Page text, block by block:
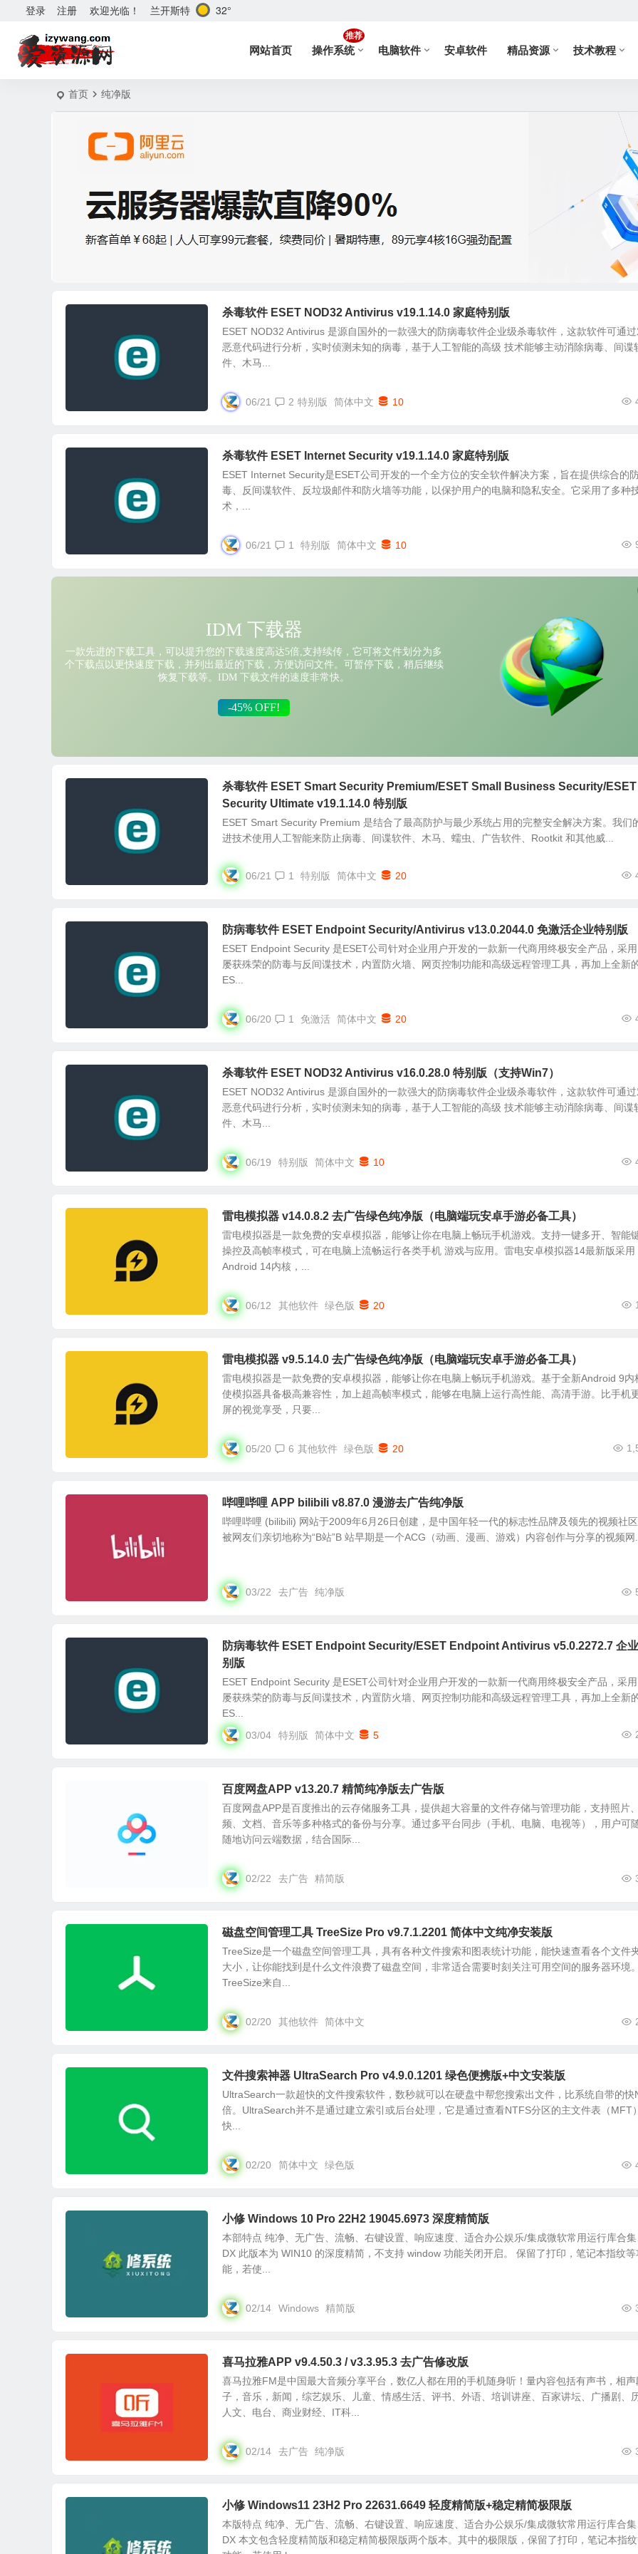
欢迎光临！
登录 注册 兰开斯特 32°
网站首页 操作系统
推荐
电脑软件 安卓软件 精品资源 技术教程
首页 纯净版
杀毒软件 ESET NOD32 Antivirus v19.1.14.0 家庭特别版
ESET NOD32 Antivirus 是源自国外的一款强大的防病毒软件企业级杀毒软件，这款软件可通
恶意代码进行分析，实时侦测未知的病毒，基于人工智能的高级 技术能够主动消除病毒、间谍
件、木马...
06/21 2 特别版 简体中文 10
杀毒软件 ESET Internet Security v19.1.14.0 家庭特别版
ESET Internet Security是ESET公司开发的一个全方位的安全软件解决方案，旨在提供综合的
毒、反间谍软件、反垃圾邮件和防火墙等功能，以保护用户的电脑和隐私安全。它采用了多种
术，...
06/21 1 特别版 简体中文 10
杀毒软件 ESET Smart Security Premium/ESET Small Business Security/ESET
Security Ultimate v19.1.14.0 特别版
ESET Smart Security Premium 是结合了最高防护与最少系统占用的完整安全解决方案。我们
进技术使用人工智能来防止病毒、间谍软件、木马、蠕虫、广告软件、Rootkit 和其他威...
06/21 1 特别版 简体中文 20
防病毒软件 ESET Endpoint Security/Antivirus v13.0.2044.0 免激活企业特别版
ESET Endpoint Security 是ESET公司针对企业用户开发的一款新一代商用终极安全产品，采用
屡获殊荣的防毒与反间谍技术，内置防火墙、网页控制功能和高级远程管理工具，再加上全新
ES...
06/20 1 免激活 简体中文 20
杀毒软件 ESET NOD32 Antivirus v16.0.28.0 特别版（支持Win7）
ESET NOD32 Antivirus 是源自国外的一款强大的防病毒软件企业级杀毒软件，这款软件可通
恶意代码进行分析，实时侦测未知的病毒，基于人工智能的高级 技术能够主动消除病毒、间谍
件、木马...
06/19 特别版 简体中文 10
雷电模拟器 v14.0.8.2 去广告绿色纯净版（电脑端玩安卓手游必备工具）
雷电模拟器是一款免费的安卓模拟器，能够让你在电脑上畅玩手机游戏。支持一键多开、智能
操控及高帧率模式，可在电脑上流畅运行各类手机 游戏与应用。雷电安卓模拟器14最新版采用
Android 14内核，...
06/12 其他软件 绿色版 20
雷电模拟器 v9.5.14.0 去广告绿色纯净版（电脑端玩安卓手游必备工具）
雷电模拟器是一款免费的安卓模拟器，能够让你在电脑上畅玩手机游戏。基于全新Android 9内
使模拟器具备极高兼容性，加上超高帧率模式，能够在电脑上运行高性能、高清手游。比手机
屏的视觉享受，只要...
05/20 6 其他软件 绿色版 20
哔哩哔哩 APP bilibili v8.87.0 漫游去广告纯净版
哔哩哔哩 (bilibili) 网站于2009年6月26日创建，是中国年轻一代的标志性品牌及领先的视频社区
被网友们亲切地称为“B站”B 站早期是一个ACG（动画、漫画、游戏）内容创作与分享的视频网...
03/22 去广告 纯净版
防病毒软件 ESET Endpoint Security/ESET Endpoint Antivirus v5.0.2272.7 企
别版
ESET Endpoint Security 是ESET公司针对企业用户开发的一款新一代商用终极安全产品，采用
屡获殊荣的防毒与反间谍技术，内置防火墙、网页控制功能和高级远程管理工具，再加上全新
ES...
03/04
特别版 简体中文 5
百度网盘APP v13.20.7 精简纯净版去广告版
百度网盘APP是百度推出的云存储服务工具，提供超大容量的文件存储与管理功能，支持照片
频、文档、音乐等多种格式的备份与分享。通过多平台同步（手机、电脑、电视等），用户可
随地访问云端数据，结合国际...
02/22 去广告 精简版
磁盘空间管理工具 TreeSize Pro v9.7.1.2201 简体中文纯净安装版
TreeSize是一个磁盘空间管理工具，具有各种文件搜索和图表统计功能，能快速查看各个文件
大小，让你能找到是什么文件浪费了磁盘空间，非常适合需要时刻关注可用空间的服务器环境。
TreeSize来自...
02/20 其他软件 简体中文
文件搜索神器 UltraSearch Pro v4.9.0.1201 绿色便携版+中文安装版
UltraSearch一款超快的文件搜索软件，数秒就可以在硬盘中帮您搜索出文件，比系统自带的快
倍。UltraSearch并不是通过建立索引或后台处理，它是通过查看NTFS分区的主文件表（MFT
快...
02/20 简体中文 绿色版
小修 Windows 10 Pro 22H2 19045.6973 深度精简版
本部特点 纯净、无广告、流畅、右键设置、响应速度、适合办公娱乐/集成微软常用运行库合集
DX 此版本为 WIN10 的深度精简，不支持 window 功能关闭开启。 保留了打印，笔记本指纹等
能，若使...
02/14 Windows 精简版
喜马拉雅APP v9.4.50.3 / v3.3.95.3 去广告修改版
喜马拉雅FM是中国最大音频分享平台，数亿人都在用的手机随身听！量内容包括有声书，相声
子，音乐，新闻，综艺娱乐、儿童、情感生活、评书、外语、培训讲座、百家讲坛、广播剧、
人文、电台、商业财经、IT科...
02/14 去广告 纯净版
小修 Windows11 23H2 Pro 22631.6649 轻度精简版+稳定精简极限版
本版特点 纯净、无广告、流畅、右键设置、响应速度、适合办公娱乐/集成微软常用运行库合集
DX 本文包含轻度精简版和稳定精简极限版两个版本。其中的极限版，保留了打印，笔记本指